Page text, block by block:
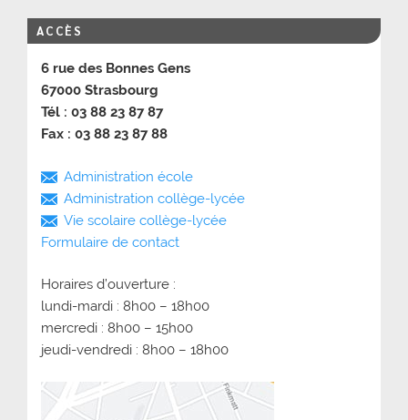
ACCÈS
6 rue des Bonnes Gens
67000 Strasbourg
Tél : 03 88 23 87 87
Fax : 03 88 23 87 88
Administration école
Administration collège-lycée
Vie scolaire collège-lycée
Formulaire de contact
Horaires d’ouverture :
lundi-mardi : 8h00 – 18h00
mercredi : 8h00 – 15h00
jeudi-vendredi : 8h00 – 18h00